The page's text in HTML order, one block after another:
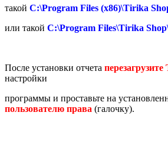
такой C:\Program Files (x86)\Tirika
или такой C:\Program Files\Tirika
После установки отчета
настройки
программы и проставьте на
пользователю права (галочку).